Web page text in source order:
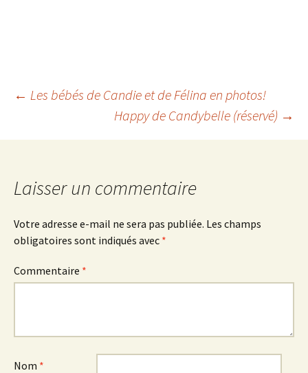
Navigation
des
articles
← Les bébés de Candie et de Félina en photos!
Happy de Candybelle (réservé) →
Laisser un commentaire
Votre adresse e-mail ne sera pas publiée. Les champs
obligatoires sont indiqués avec *
Commentaire *
Nom *